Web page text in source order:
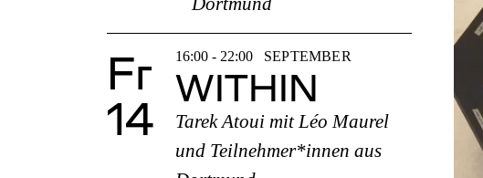
Fr
14
16:00 - 22:00 SEPTEMBER
WITHIN
Tarek Atoui mit Léo Maurel
und Teilnehmer*innen aus